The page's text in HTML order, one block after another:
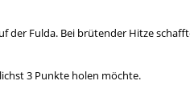
der Fulda. Bei brütender Hitze
3 Punkte holen möchte.